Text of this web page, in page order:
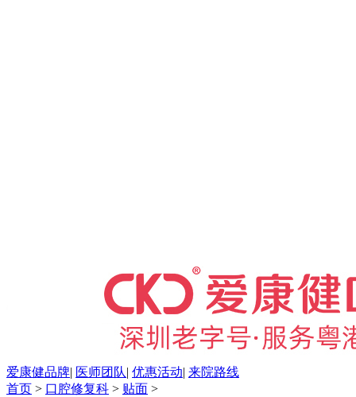
爱康健品牌| 医师团队| 优惠活动| 来院路线
首页 > 口腔修复科 > 贴面 >